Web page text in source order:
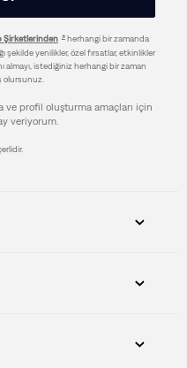
Şirketlerinden
herhangi bir zamanda
şekilde yenilikler, özel fırsatlar, etkinlikler
almayı, istediğiniz herhangi bir zaman
olursunuz.
ve profil oluşturma amaçları için
veriyorum.